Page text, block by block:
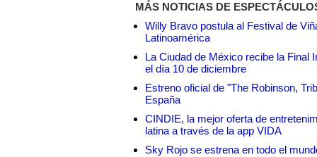
MÁS NOTICIAS DE
Willy Bravo postula al Festival de
Latinoamérica
La Ciudad de México recibe la Final
el día 10 de diciembre
Estreno oficial de "The Robinson,
España
CINDIE, la mejor oferta de
latina a través de la app VIDA
Sky Rojo se estrena en todo el